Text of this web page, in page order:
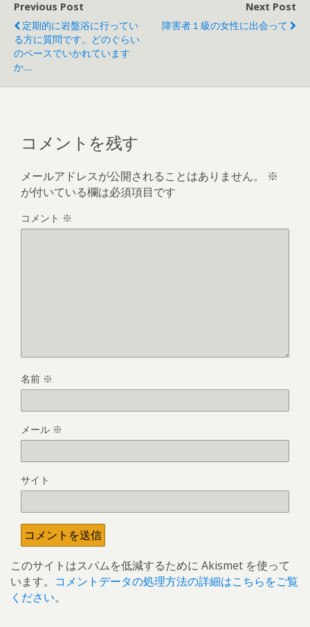
Previous Post
定期的に岩盤浴に行ってい
る方に質問です。どのぐらい
のペースでいかれています
か....
Next Post
障害者１級の女性に出会って
コメントを残す
メールアドレスが公開されることはありません。
※
が付いている欄は必須項目です
コメント ※
名前 ※
メール ※
サイト
このサイトはスパムを低減するために Akismet を使って
います。 コメントデータの処理方法の詳細はこちらをご覧
ください。